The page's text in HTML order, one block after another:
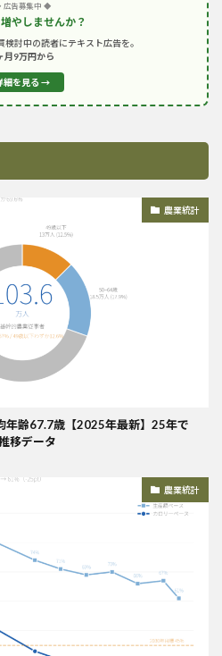
告募集中 ◆
やしませんか？
討中の読者にテキスト広告を。
月9万円から
細を見る →
農業統計
年齢67.7歳【2025年最新】25年で
移データ
農業統計